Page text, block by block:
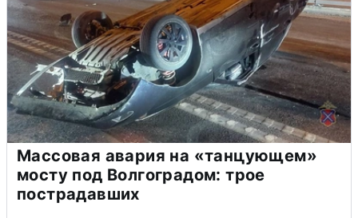
Массовая авария на «танцующем»
мосту под Волгоградом: трое
пострадавших